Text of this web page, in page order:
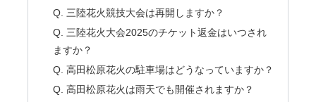
Q. 三陸花火競技大会は再開しますか？
Q. 三陸花火大会2025のチケット返金はいつされ
ますか？
Q. 高田松原花火の駐車場はどうなっていますか？
Q. 高田松原花火は雨天でも開催されますか？